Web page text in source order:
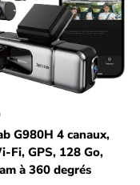
G980H 4 canaux,
Fi, GPS, 128 Go,
à 360 degrés